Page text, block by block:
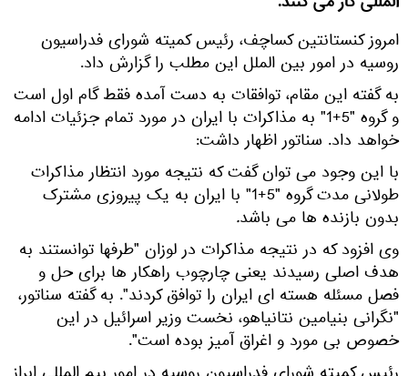
امروز کنستانتین کساچف، رئیس کمیته شورای فدراسیون
روسیه در امور بین الملل این مطلب را گزارش داد.
به گفته این مقام، توافقات به دست آمده فقط گام اول است
و گروه "5+1" به مذاکرات با ایران در مورد تمام جزئیات ادامه
خواهد داد. سناتور اظهار داشت:
با این وجود می توان گفت که نتیجه مورد انتظار مذاکرات
طولانی مدت گروه "5+1" با ایران به یک پیروزی مشترک
بدون بازنده ها می باشد.
وی افزود که در نتیجه مذاکرات در لوزان "طرفها توانستند به
هدف اصلی رسیدند یعنی چارچوب راهکار ها برای حل و
فصل مسئله هسته ای ایران را توافق کردند". به گفته سناتور،
"نگرانی بنیامین نتانیاهو، نخست وزیر اسرائیل در این
خصوص بی مورد و اغراق آمیز بوده است".